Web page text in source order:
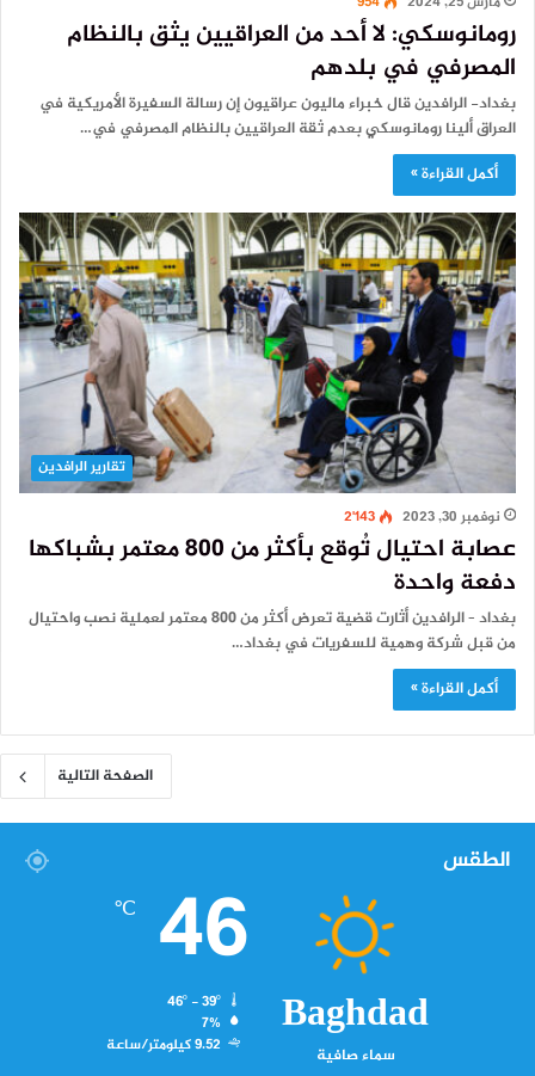
رومانوسكي: لا أحد من العراقيين يثق بالنظام
المصرفي في بلدهم
بغداد- الرافدين قال خبراء ماليون عراقيون إن رسالة السفيرة الأمريكية في
العراق ألينا رومانوسكي بعدم ثقة العراقيين بالنظام المصرفي في…
أكمل القراءة »
تقارير الرافدين
نوفمبر 30, 2023
2٬143
عصابة احتيال تُوقع بأكثر من 800 معتمر بشباكها
دفعة واحدة
بغداد – الرافدين أثارت قضية تعرض أكثر من 800 معتمر لعملية نصب واحتيال
من قبل شركة وهمية للسفريات في بغداد…
أكمل القراءة »
الصفحة التالية
الطقس
Baghdad
سماء صافية
46
℃
7%
9.52 كيلومتر/ساعة